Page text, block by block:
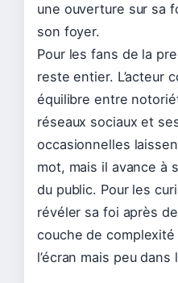
une ouverture sur sa
son foyer.
Pour les fans de la
reste entier. L’acteur
équilibre entre
réseaux sociaux et
occasionnelles
mot, mais il avance à
du public. Pour les
révéler sa foi après
couche de
l’écran mais peu dans